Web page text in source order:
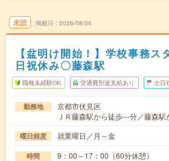
未読 掲載日 2026/08/06
【盆明け開始！】学校事務ス
日祝休み〇藤森駅
職種未経験OK 交通費別途支給あり 土日
勤務地
京都市伏見区
ＪＲ藤森駅から徒歩---分／藤森
曜日頻度 就業曜日／月～金
時間 9：00～17：00（60分休憩）